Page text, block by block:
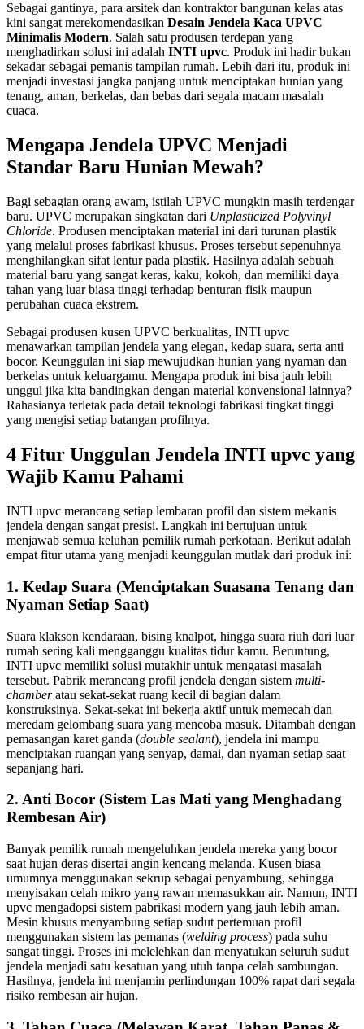
Sebagai gantinya, para arsitek dan kontraktor bangunan kelas atas
kini sangat merekomendasikan Desain Jendela Kaca UPVC
Minimalis Modern. Salah satu produsen terdepan yang
menghadirkan solusi ini adalah INTI upvc. Produk ini hadir bukan
sekadar sebagai pemanis tampilan rumah. Lebih dari itu, produk ini
menjadi investasi jangka panjang untuk menciptakan hunian yang
tenang, aman, berkelas, dan bebas dari segala macam masalah
cuaca.
Mengapa Jendela UPVC Menjadi
Standar Baru Hunian Mewah?
Bagi sebagian orang awam, istilah UPVC mungkin masih terdengar
baru. UPVC merupakan singkatan dari Unplasticized Polyvinyl
Chloride. Produsen menciptakan material ini dari turunan plastik
yang melalui proses fabrikasi khusus. Proses tersebut sepenuhnya
menghilangkan sifat lentur pada plastik. Hasilnya adalah sebuah
material baru yang sangat keras, kaku, kokoh, dan memiliki daya
tahan yang luar biasa tinggi terhadap benturan fisik maupun
perubahan cuaca ekstrem.
Sebagai produsen kusen UPVC berkualitas, INTI upvc
menawarkan tampilan jendela yang elegan, kedap suara, serta anti
bocor. Keunggulan ini siap mewujudkan hunian yang nyaman dan
berkelas untuk keluargamu. Mengapa produk ini bisa jauh lebih
unggul jika kita bandingkan dengan material konvensional lainnya?
Rahasianya terletak pada detail teknologi fabrikasi tingkat tinggi
yang mengisi setiap batangan profilnya.
4 Fitur Unggulan Jendela INTI upvc yang
Wajib Kamu Pahami
INTI upvc merancang setiap lembaran profil dan sistem mekanis
jendela dengan sangat presisi. Langkah ini bertujuan untuk
menjawab semua keluhan pemilik rumah perkotaan. Berikut adalah
empat fitur utama yang menjadi keunggulan mutlak dari produk ini:
1. Kedap Suara (Menciptakan Suasana Tenang dan
Nyaman Setiap Saat)
Suara klakson kendaraan, bising knalpot, hingga suara riuh dari luar
rumah sering kali mengganggu kualitas tidur kamu. Beruntung,
INTI upvc memiliki solusi mutakhir untuk mengatasi masalah
tersebut. Pabrik merancang profil jendela dengan sistem multi-
chamberatau sekat-sekat ruang kecil di bagian dalam
konstruksinya. Sekat-sekat ini bekerja aktif untuk memecah dan
meredam gelombang suara yang mencoba masuk. Ditambah dengan
pemasangan karet ganda (double sealant), jendela ini mampu
menciptakan ruangan yang senyap, damai, dan nyaman setiap saat
sepanjang hari.
2. Anti Bocor (Sistem Las Mati yang Menghadang
Rembesan Air)
Banyak pemilik rumah mengeluhkan jendela mereka yang bocor
saat hujan deras disertai angin kencang melanda. Kusen biasa
umumnya menggunakan sekrup sebagai penyambung, sehingga
menyisakan celah mikro yang rawan memasukkan air. Namun, INTI
upvc mengadopsi sistem pabrikasi modern yang jauh lebih aman.
Mesin khusus menyambung setiap sudut pertemuan profil
menggunakan sistem las pemanas (welding process) pada suhu
sangat tinggi. Proses ini melelehkan dan menyatukan seluruh sudut
jendela menjadi satu kesatuan yang utuh tanpa celah sambungan.
Hasilnya, jendela ini menjamin perlindungan 100% rapat dari segala
risiko rembesan air hujan.